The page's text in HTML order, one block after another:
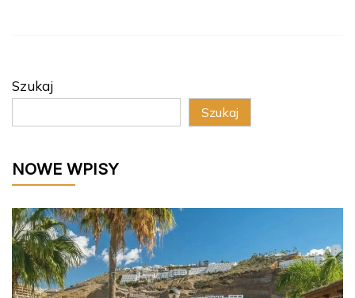
Szukaj
Szukaj
NOWE WPISY